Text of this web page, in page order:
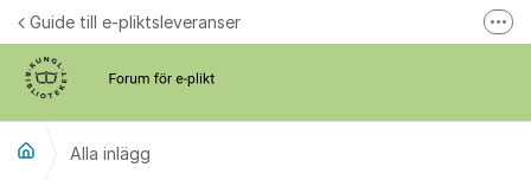
Hoppa till innehåll
Guide till e-pliktsleveranser
Alla inlägg